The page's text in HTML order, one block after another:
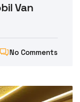
Van
No Comments